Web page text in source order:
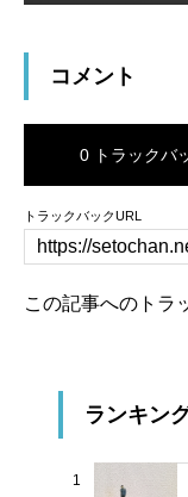
コメント
0 トラックバ
トラックバックURL
この記事へのトラ
ランキン
1